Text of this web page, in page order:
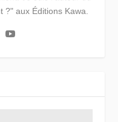
?" aux Éditions Kawa.